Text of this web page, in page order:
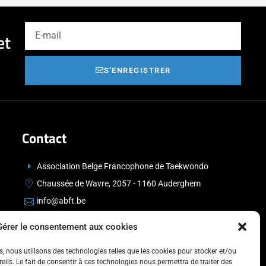
le consentement aux cookies
nous utilisons des technologies telles que les cookies pour stocker et/ou
Le fait de consentir à ces technologies nous permettra de traiter des
S'ENREGISTRER
Contact
Association Belge Francophone de Taekwondo
Chaussée de Wavre, 2057 - 1160 Auderghem
info@abft.be